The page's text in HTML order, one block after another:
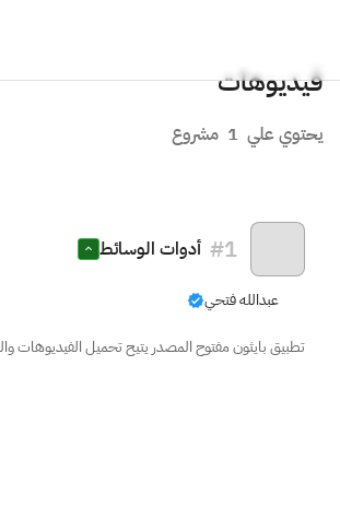
فيديوهات
يحتوي علي 1 مشروع
#1 أدوات الوسائط
عبدالله فتحي
تطبيق بايثون مفتوح المصدر يتيح تحميل الفيديوهات